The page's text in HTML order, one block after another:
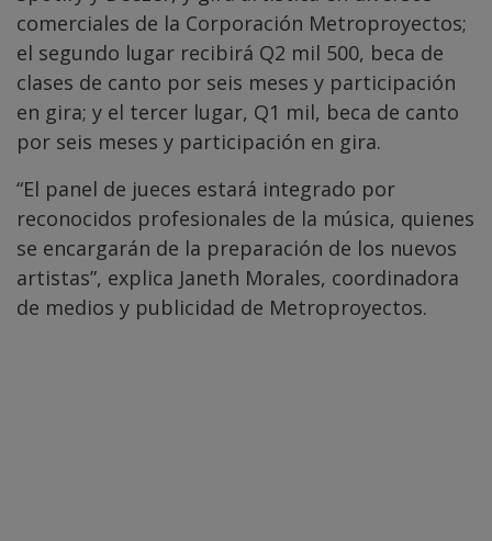
comerciales de la Corporación Metroproyectos;
el segundo lugar recibirá Q2 mil 500, beca de
clases de canto por seis meses y participación
en gira; y el tercer lugar, Q1 mil, beca de canto
por seis meses y participación en gira.
“El panel de jueces estará integrado por
reconocidos profesionales de la música, quienes
se encargarán de la preparación de los nuevos
artistas”, explica Janeth Morales, coordinadora
de medios y publicidad de Metroproyectos.